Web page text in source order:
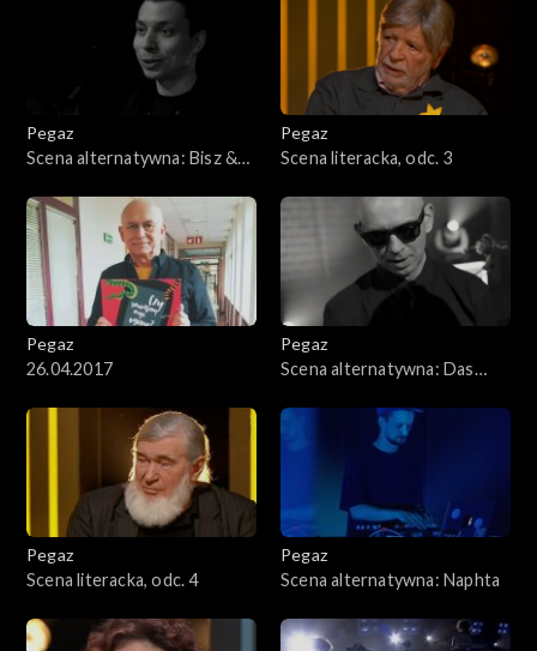
Pegaz
Scena alternatywna: Bisz &
Pegaz
Scena literacka, odc. 3
Pegaz
26.04.2017
Pegaz
Scena alternatywna: Das
Pegaz
Scena literacka, odc. 4
Pegaz
Scena alternatywna: Naphta